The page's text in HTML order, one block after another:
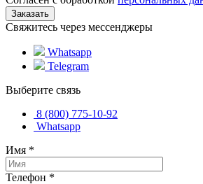
Свяжитесь через мессенджеры
Whatsapp
Telegram
Выберите связь
8 (800) 775-10-92
Whatsapp
Имя *
Телефон *